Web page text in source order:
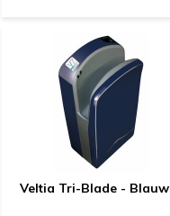
Veltia Tri-Blade - Blauw